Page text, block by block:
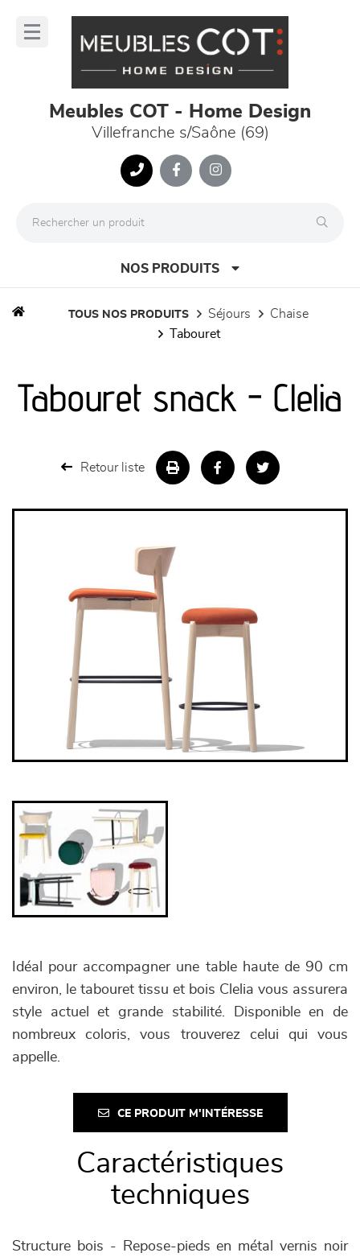
Meubles COT - Home Design
Villefranche s/Saône (69)
NOS PRODUITS
séjours
chambres et dressing
TOUS NOS PRODUITS séjours
chaise
tabouret
Tabouret snack - Clelia
Retour liste
Idéal pour accompagner une table haute de 90 cm
environ, le tabouret tissu et bois Clelia vous assurera
style actuel et grande stabilité. Disponible en de
nombreux coloris, vous trouverez celui qui vous
appelle.
CE PRODUIT M'INTÉRESSE
Caractéristiques
techniques
Structure bois - Repose-pieds en métal vernis noir